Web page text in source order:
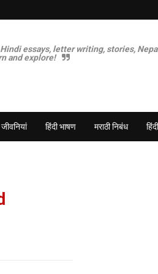
essays, letter writing, stories,
and explore!
जीवनियां हिंदी भाषण मराठी निबंध